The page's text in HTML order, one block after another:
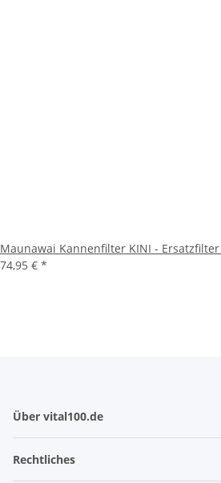
Maunawai Kannenfilter KINI -
74,95 € *
Über vital100.de
Rechtliches